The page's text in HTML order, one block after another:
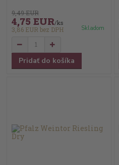
9,49 EUR
4,75 EUR/ks
3,86 EUR bez DPH Skladom
Pridať do košíka